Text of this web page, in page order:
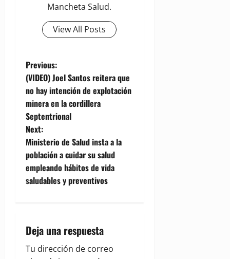
Mancheta Salud.
View All Posts
P
o
s
t
n
a
g
Previous:
(VIDEO) Joel Santos reitera que
no hay intención de explotación
minera en la cordillera
Septentrional
Next:
Ministerio de Salud insta a la
población a cuidar su salud
empleando hábitos de vida
saludables y preventivos
Deja una respuesta
Tu dirección de correo